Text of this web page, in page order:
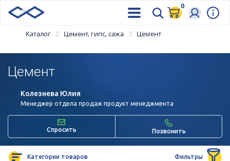
0
Каталог Цемент, гипс, сажа Цемент
Цемент
Колезнева Юлия
Менеджер отдела продаж продукт менеджмента
Спросить Позвонить
Категории товаров Фильтры